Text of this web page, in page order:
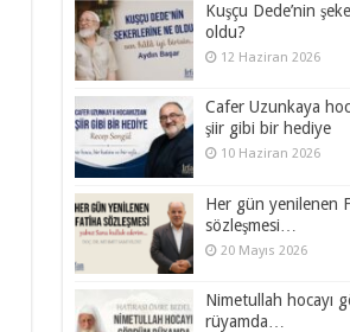
Kuşçu Dede’nin
oldu?
12 Haziran 2026
Cafer Uzunkaya
şiir gibi bir hediye
10 Haziran 2026
Her gün yenilenen
sözleşmesi…
20 Mayıs 2026
Nimetullah hocayı
rüyamda…